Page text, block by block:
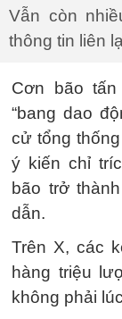
Vẫn còn
thông tin liên
Cơn bão
“bang dao
cử tổng
ý kiến chỉ
bão trở
dẫn.
Trên X, các
hàng triệu
không phải